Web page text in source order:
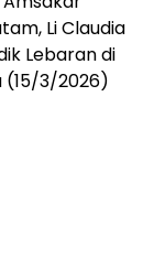
Li Claudia
Lebaran di
(15/3/2026)